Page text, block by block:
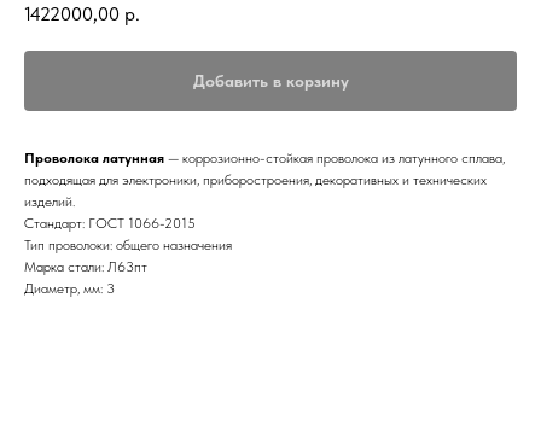
1422000,00 р.
Добавить в корзину
Проволока латунная — коррозионно-стойкая проволока из латунного сплава,
подходящая для электроники, приборостроения, декоративных и технических
изделий.
Стандарт: ГОСТ 1066-2015
Тип проволоки: общего назначения
Марка стали: Л63пт
Диаметр, мм: 3